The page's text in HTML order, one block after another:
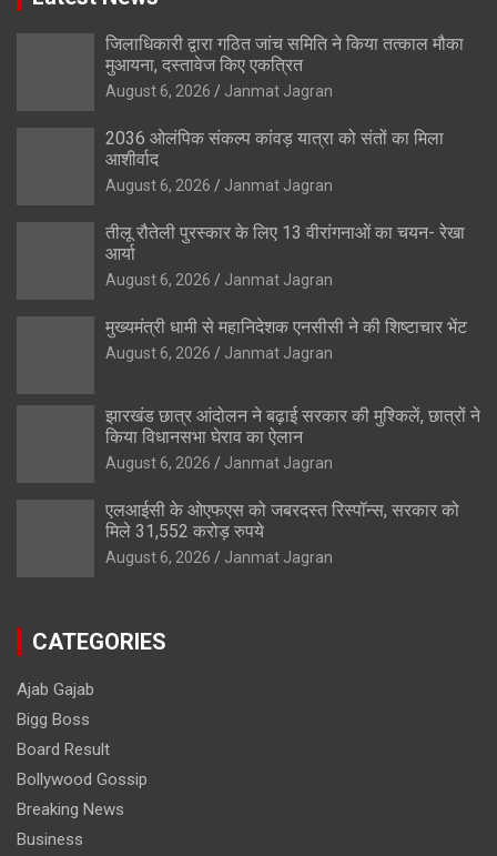
जिलाधिकारी द्वारा गठित जांच समिति ने किया तत्काल मौका
मुआयना, दस्तावेज किए एकत्रित
August 6, 2026 Janmat Jagran
2036 ओलंपिक संकल्प कांवड़ यात्रा को संतों का मिला
आशीर्वाद
August 6, 2026 Janmat Jagran
तीलू रौतेली पुरस्कार के लिए 13 वीरांगनाओं का चयन- रेखा
आर्या
August 6, 2026 Janmat Jagran
मुख्यमंत्री धामी से महानिदेशक एनसीसी ने की शिष्टाचार भेंट
August 6, 2026 Janmat Jagran
झारखंड छात्र आंदोलन ने बढ़ाई सरकार की मुश्किलें, छात्रों ने
किया विधानसभा घेराव का ऐलान
August 6, 2026 Janmat Jagran
एलआईसी के ओएफएस को जबरदस्त रिस्पॉन्स, सरकार को
मिले 31,552 करोड़ रुपये
August 6, 2026 Janmat Jagran
CATEGORIES
Ajab Gajab
Bigg Boss
Board Result
Bollywood Gossip
Breaking News
Business